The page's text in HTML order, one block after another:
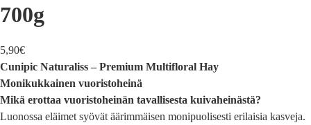
700g
5,90€
Cunipic Naturaliss – Premium Multifloral Hay
Monikukkainen vuoristoheinä
Mikä erottaa vuoristoheinän tavallisesta kuivaheinästä?
Luonossa eläimet syövät äärimmäisen monipuolisesti erilaisia kasveja.